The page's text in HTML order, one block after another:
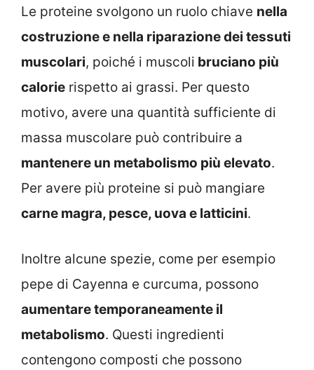
Le proteine svolgono un ruolo chiave nella
costruzione e nella riparazione dei tessuti
muscolari, poiché i muscoli bruciano più
calorie rispetto ai grassi. Per questo
motivo, avere una quantità sufficiente di
massa muscolare può contribuire a
mantenere un metabolismo più elevato.
Per avere più proteine si può mangiare
carne magra, pesce, uova e latticini.
Inoltre alcune spezie, come per esempio
pepe di Cayenna e curcuma, possono
aumentare temporaneamente il
metabolismo. Questi ingredienti
contengono composti che possono